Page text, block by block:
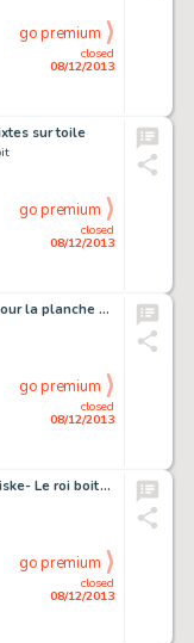
closed
08/12/2013
go premium
sur toile
closed
08/12/2013
go premium
XIII - Spads Encre de Chine pour la planche 28 de l'album. Encadrée
closed
08/12/2013
go premium
Bob et Bobette/ Suske en Wiske- Le roi boit/ Koning drinkt
closed
08/12/2013
go premium